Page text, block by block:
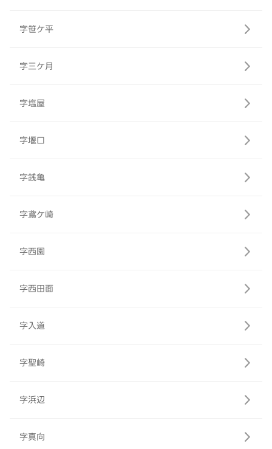
字笹ケ平
字三ケ月
字塩屋
字堰口
字銭亀
字鳶ケ崎
字西園
字西田面
字入道
字聖崎
字浜辺
字真向